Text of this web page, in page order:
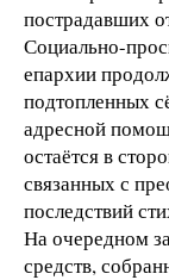
пострадавших
Социально-
епархии
подтопленных
адресной
остаётся в
связанных с
последствий
На очередном
средств,